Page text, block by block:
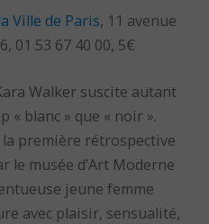
Ville de Paris, 11 avenue
01 53 67 40 00, 5€
Walker suscite autant
« blanc » que « noir ».
la première rétrospective
le musée d’Art Moderne
jeune femme
avec plaisir, sensualité,